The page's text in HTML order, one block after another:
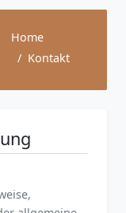
Home
Kontakt